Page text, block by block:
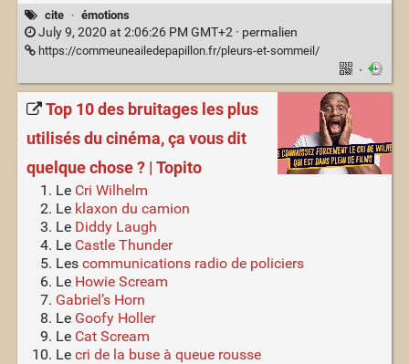
cite · émotions
July 9, 2020 at 2:06:26 PM GMT+2 · permalien
https://commeuneailedepapillon.fr/pleurs-et-sommeil/
·
Top 10 des bruitages les plus
utilisés du cinéma, ça vous dit
quelque chose ? | Topito
Le Cri Wilhelm
Le klaxon du camion
Le Diddy Laugh
Le Castle Thunder
Les communications radio de policiers
Le Howie Scream
Gabriel’s Horn
Le Goofy Holler
Le Cat Scream
Le cri de la buse à queue rousse